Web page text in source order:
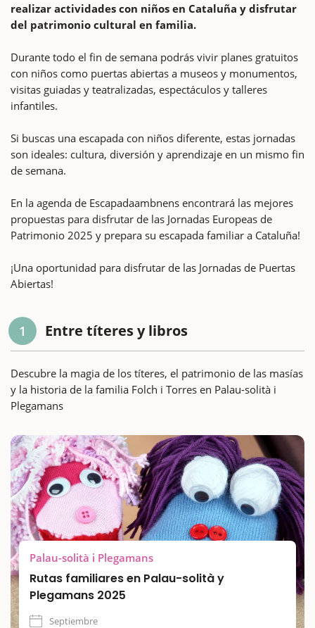
realizar actividades con niños en Cataluña y disfrutar
del patrimonio cultural en familia.
Durante todo el fin de semana podrás vivir planes gratuitos
con niños como puertas abiertas a museos y monumentos,
visitas guiadas y teatralizadas, espectáculos y talleres
infantiles.
Si buscas una escapada con niños diferente, estas jornadas
son ideales: cultura, diversión y aprendizaje en un mismo fin
de semana.
En la agenda de Escapadaambnens encontrará las mejores
propuestas para disfrutar de las Jornadas Europeas de
Patrimonio 2025 y prepara su escapada familiar a Cataluña!
¡Una oportunidad para disfrutar de las Jornadas de Puertas
Abiertas!
1 Entre títeres y libros
Descubre la magia de los títeres, el patrimonio de las masías
y la historia de la familia Folch i Torres en Palau-solità i
Plegamans
Palau-solità i Plegamans
Rutas familiares en Palau-solità y
Plegamans 2025
Septiembre